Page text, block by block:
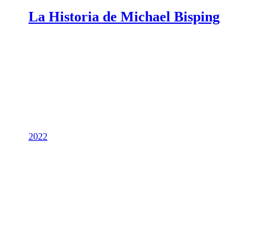
La Historia de Michael Bisping
2022